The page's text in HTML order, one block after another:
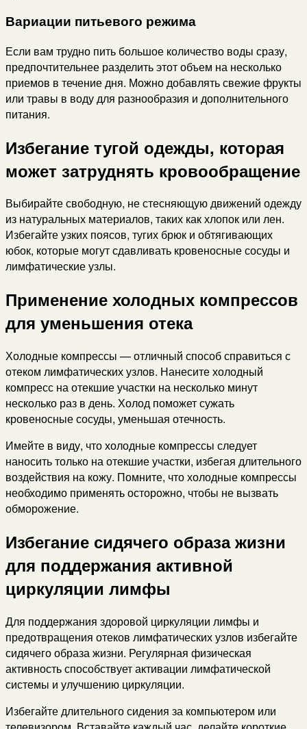
Вариации питьевого режима
Если вам трудно пить большое количество воды сразу,
предпочтительнее разделить этот объем на несколько
приемов в течение дня. Можно добавлять свежие фрукты
или травы в воду для разнообразия и дополнительного
питания.
Избегание тугой одежды, которая
может затруднять кровообращение
Выбирайте свободную, не стесняющую движений одежду
из натуральных материалов, таких как хлопок или лен.
Избегайте узких поясов, тугих брюк и обтягивающих
юбок, которые могут сдавливать кровеносные сосуды и
лимфатические узлы.
Применение холодных компрессов
для уменьшения отека
Холодные компрессы — отличный способ справиться с
отеком лимфатических узлов. Нанесите холодный
компресс на отекшие участки на несколько минут
несколько раз в день. Холод поможет сужать
кровеносные сосуды, уменьшая отечность.
Имейте в виду, что холодные компрессы следует
наносить только на отекшие участки, избегая длительного
воздействия на кожу. Помните, что холодные компрессы
необходимо применять осторожно, чтобы не вызвать
обморожение.
Избегание сидячего образа жизни
для поддержания активной
циркуляции лимфы
Для поддержания здоровой циркуляции лимфы и
предотвращения отеков лимфатических узлов избегайте
сидячего образа жизни. Регулярная физическая
активность способствует активации лимфатической
системы и улучшению циркуляции.
Избегайте длительного сидения за компьютером или